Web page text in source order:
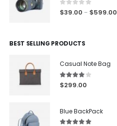
0out of 5
$39.00 – $599.00
BEST SELLING PRODUCTS
Casual Note Bag
4.00out of 5
$299.00
Blue BackPack